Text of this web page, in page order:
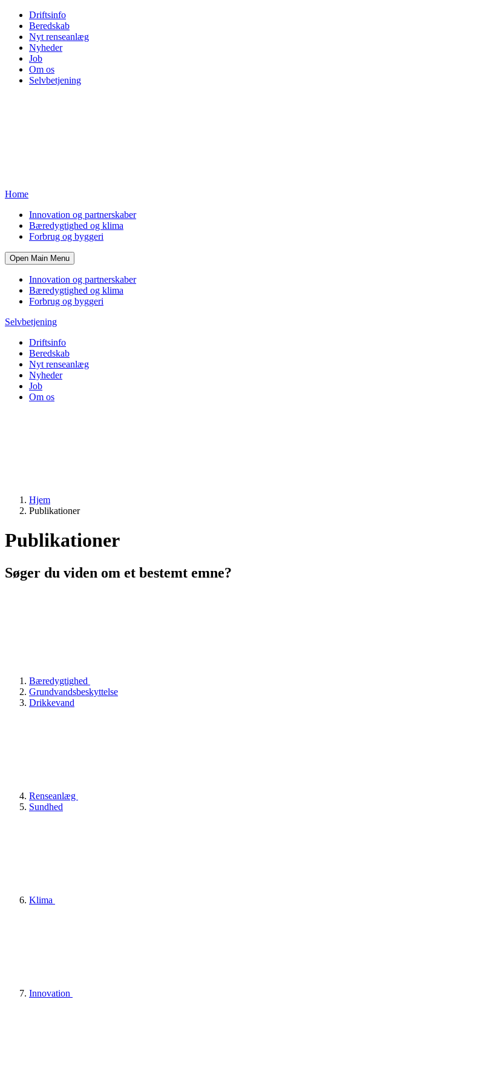
Driftsinfo
Beredskab
Nyt renseanlæg
Nyheder
Job
Om os
Selvbetjening
Home
Innovation og partnerskaber
Bæredygtighed og klima
Forbrug og byggeri
Open Main Menu
Innovation og partnerskaber
Bæredygtighed og klima
Forbrug og byggeri
Selvbetjening
Driftsinfo
Beredskab
Nyt renseanlæg
Nyheder
Job
Om os
Hjem
Publikationer
Publikationer
Søger du viden om et bestemt emne?
Bæredygtighed
Grundvandsbeskyttelse
Drikkevand
Renseanlæg
Sundhed
Klima
Innovation